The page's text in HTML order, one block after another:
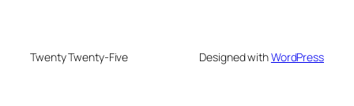
Twenty Twenty-Five Designed withWordPress